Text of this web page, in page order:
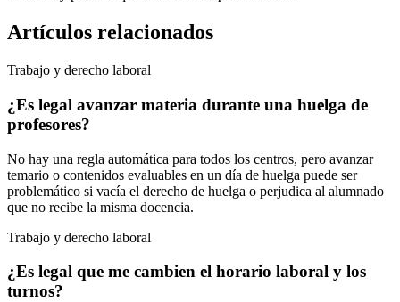
Artículos relacionados
Trabajo y derecho laboral
¿Es legal avanzar materia durante una huelga de
profesores?
No hay una regla automática para todos los centros, pero avanzar
temario o contenidos evaluables en un día de huelga puede ser
problemático si vacía el derecho de huelga o perjudica al alumnado
que no recibe la misma docencia.
Trabajo y derecho laboral
¿Es legal que me cambien el horario laboral y los
turnos?